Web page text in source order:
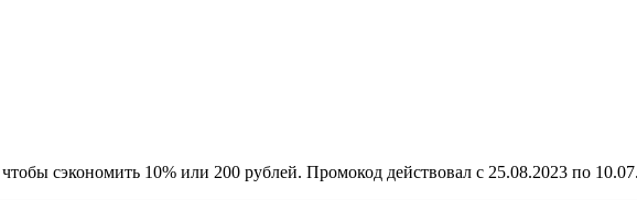
сэкономить 10% или 200 рублей. Промокод действовал с 25.08.2023 по